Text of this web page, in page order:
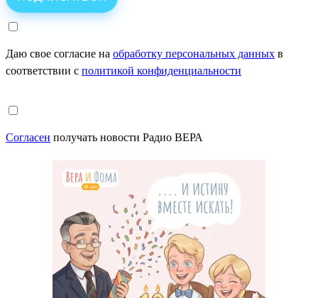
Даю свое согласие на обработку персональных данных в
соответствии с политикой конфиденциальности
Согласен получать новости Радио ВЕРА